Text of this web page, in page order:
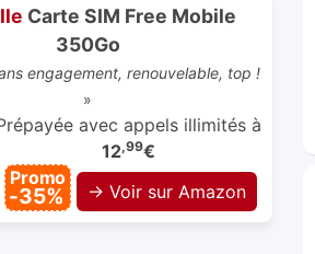
Carte SIM Free Mobile
350Go
engagement, renouvelable, top !
»
avec appels illimités à
12,99€
Promo
-35% → Voir sur Amazon